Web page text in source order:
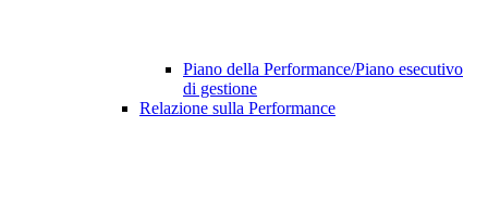
Piano della Performance/Piano esecutivo
di gestione
Relazione sulla Performance